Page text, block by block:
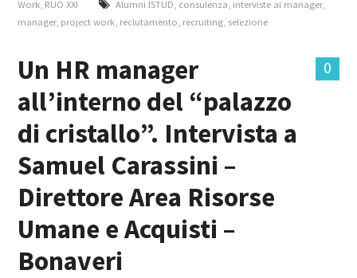
Work RUO XXI Alumni ISTUD consulenza interviste ai manager,
manager, project work reclutamento recruiting selezione
0
Un HR manager
all’interno del “palazzo
di cristallo”. Intervista a
Samuel Carassini –
Direttore Area Risorse
Umane e Acquisti –
Bonaveri